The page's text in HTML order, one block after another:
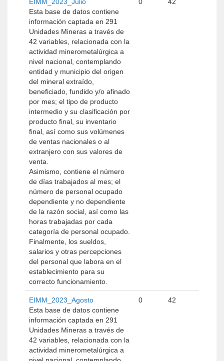
Esta base de datos contiene
información captada en 291
Unidades Mineras a través de
42 variables, relacionada con la
actividad minerometalúrgica a
nivel nacional, contemplando
entidad y municipio del origen
del mineral extraído,
beneficiado, fundido y/o afinado
por mes; el tipo de producto
intermedio y su clasificación por
producto final, su inventario
final, así como sus volúmenes
de ventas nacionales o al
extranjero con sus valores de
venta.
Asimismo, contiene el número
de días trabajados al mes; el
número de personal ocupado
dependiente y no dependiente
de la razón social, así como las
horas trabajadas por cada
categoría de personal ocupado.
Finalmente, los sueldos,
salarios y otras percepciones
del personal que labora en el
establecimiento para su
correcto funcionamiento.
EIMM_2023_Agosto
Esta base de datos contiene
información captada en 291
Unidades Mineras a través de
42 variables, relacionada con la
actividad minerometalúrgica a
0 42